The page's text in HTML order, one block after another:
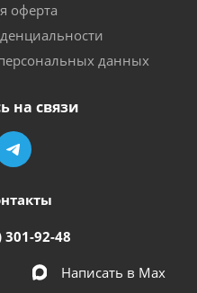
оферта
данных
на связи
301-92-48
Написать в Мах